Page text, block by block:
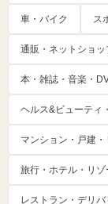
車・バイク ス
通販・ネットショッ
本・雑誌・音楽・
ヘルス&ビューティ
マンション・戸建
旅行・ホテル・リゾ
レストラン・デリ